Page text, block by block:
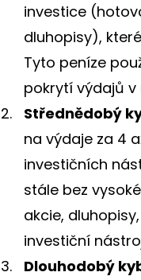
investice
dluhopisy),
Tyto peníze
pokrytí výdajů v
Střednědobý
na výdaje za 4
investičních
stále bez
akcie,
investiční
Dlouhodobý